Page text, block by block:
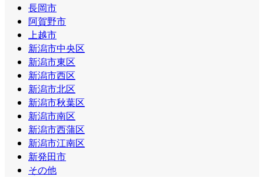
長岡市
阿賀野市
上越市
新潟市中央区
新潟市東区
新潟市西区
新潟市北区
新潟市秋葉区
新潟市南区
新潟市西蒲区
新潟市江南区
新発田市
その他